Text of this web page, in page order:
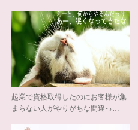
起業で資格取得したのにお客様が集
まらない人がやりがちな間違っ…